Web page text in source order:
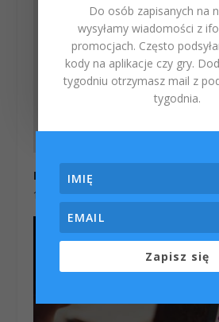
Monolingual – usuń
1 kwietnia 2014
Do osób zapisanych na
wysyłamy wiadomości z
promocjach. Często
kody na aplikacje czy gry.
tygodniu otrzymasz mail z
tygodnia.
Zapisz się